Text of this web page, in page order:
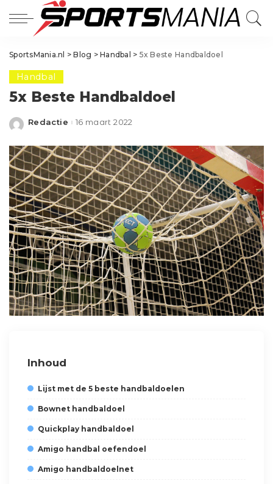
SportsMania.nl >Blog >Handbal > 5x Beste Handbaldoel
Handbal
5x Beste Handbaldoel
Posted
Redactie 16 maart 2022
Inhoud
Lijst met de 5 beste handbaldoelen
Bownet handbaldoel
Quickplay handbaldoel
Amigo handbal oefendoel
Amigo handbaldoelnet